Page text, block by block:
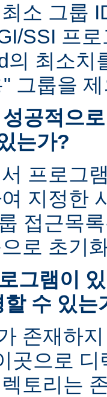
소 그룹
SSI 프
의 최소치
그룹을
공적으
는가?
프로그
지정한
접근목
로 초기
그램이
수 있는
존재하
곳으로
토리는